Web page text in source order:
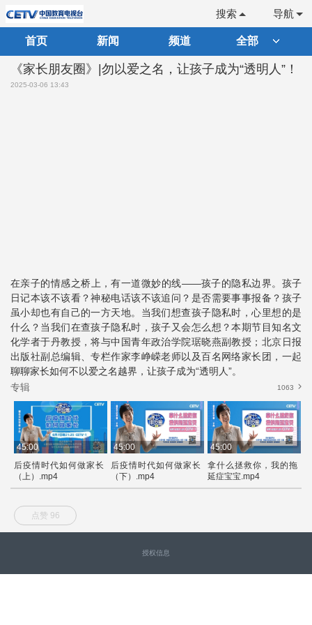
导航
搜索
首页 新闻 频道 全部
《家长朋友圈》|勿以爱之名，让孩子成为“透明人”！
2025-03-06 13:43
在亲子的情感之桥上，有一道微妙的线——孩子的隐私边界。孩子
日记本该不该看？神秘电话该不该追问？是否需要事事报备？孩子
虽小却也有自己的一方天地。当我们想查孩子隐私时，心里想的是
什么？当我们在查孩子隐私时，孩子又会怎么想？本期节目知名文
化学者于丹教授，将与中国青年政治学院琚晓燕副教授；北京日报
出版社副总编辑、专栏作家李峥嵘老师以及百名网络家长团，一起
聊聊家长如何不以爱之名越界，让孩子成为“透明人”。
专辑
1063
45:00
后疫情时代如何做家长
（上）.mp4
45:00
后疫情时代如何做家长
（下）.mp4
45:00
拿什么拯救你，我的拖
延症宝宝.mp4
点赞 96
授权信息